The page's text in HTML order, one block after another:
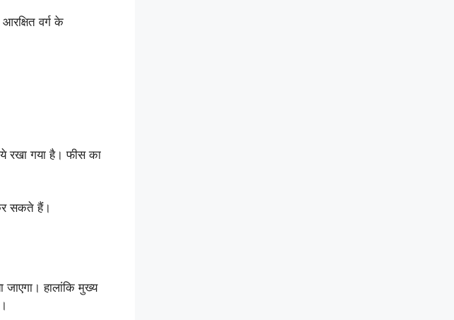
वर्ग के
रखा गया है। फीस का
सकते हैं।
हालांकि मुख्य